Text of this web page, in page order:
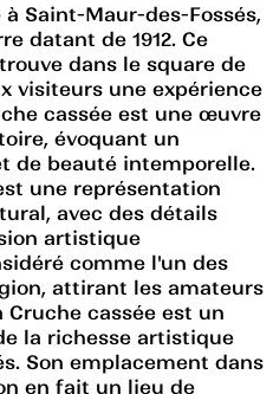
Saint-Maur-des-Fossés,
datant de 1912. Ce
dans le square de
visiteurs une expérience
cassée est une œuvre
évoquant un
de beauté intemporelle.
une représentation
avec des détails
artistique
comme l'un des
attirant les amateurs
cassée est un
la richesse artistique
Son emplacement dans
en fait un lieu de